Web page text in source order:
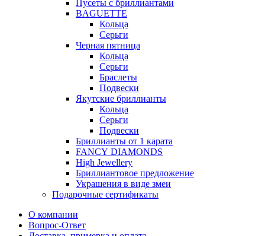
Пусеты с бриллиантами
BAGUETTE
Кольца
Серьги
Черная пятница
Кольца
Серьги
Браслеты
Подвески
Якутские бриллианты
Кольца
Серьги
Подвески
Бриллианты от 1 карата
FANCY DIAMONDS
High Jewellery
Бриллиантовое предложение
Украшения в виде змеи
Подарочные сертификаты
О компании
Вопрос-Ответ